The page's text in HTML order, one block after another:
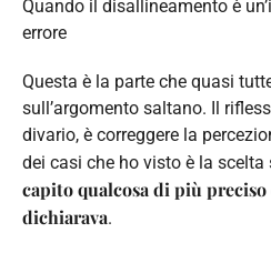
Quando il disallineamento è
errore
Questa è la parte che quasi
sull’argomento saltano. Il
divario, è correggere la
dei casi che ho visto è la scelta
capito qualcosa di più
dichiarava.